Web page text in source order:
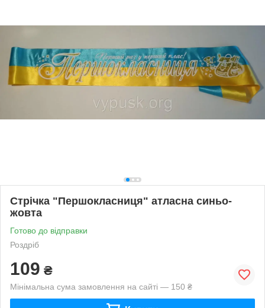
Стрічка "Першокласниця" атласна синьо-
жовта
Готово до відправки
Роздріб
109 ₴
Мінімальна сума замовлення на сайті — 150 ₴